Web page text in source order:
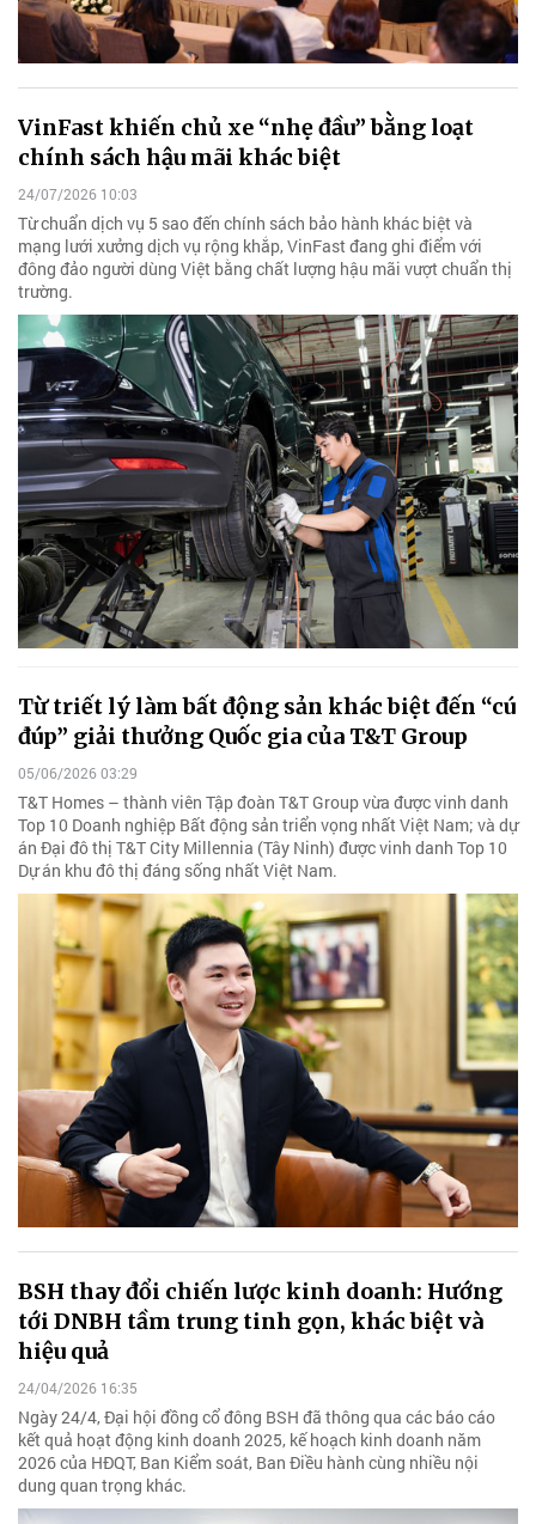
VinFast khiến chủ xe “nhẹ đầu” bằng loạt
chính sách hậu mãi khác biệt
24/07/2026 10:03
Từ chuẩn dịch vụ 5 sao đến chính sách bảo hành khác biệt và
mạng lưới xưởng dịch vụ rộng khắp, VinFast đang ghi điểm với
đông đảo người dùng Việt bằng chất lượng hậu mãi vượt chuẩn thị
trường.
Từ triết lý làm bất động sản khác biệt đến “cú
đúp” giải thưởng Quốc gia của T&T Group
05/06/2026 03:29
T&T Homes – thành viên Tập đoàn T&T Group vừa được vinh danh
Top 10 Doanh nghiệp Bất động sản triển vọng nhất Việt Nam; và dự
án Đại đô thị T&T City Millennia (Tây Ninh) được vinh danh Top 10
Dự án khu đô thị đáng sống nhất Việt Nam.
BSH thay đổi chiến lược kinh doanh: Hướng
tới DNBH tầm trung tinh gọn, khác biệt và
hiệu quả
24/04/2026 16:35
Ngày 24/4, Đại hội đồng cổ đông BSH đã thông qua các báo cáo
kết quả hoạt động kinh doanh 2025, kế hoạch kinh doanh năm
2026 của HĐQT, Ban Kiểm soát, Ban Điều hành cùng nhiều nội
dung quan trọng khác.